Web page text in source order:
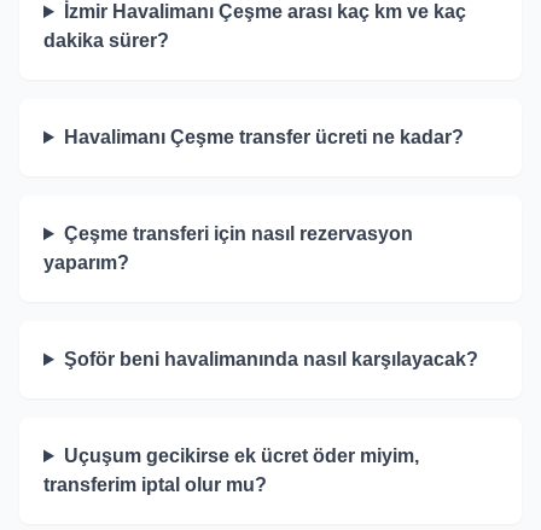
İzmir Havalimanı Çeşme arası kaç km ve kaç
dakika sürer?
Havalimanı Çeşme transfer ücreti ne kadar?
Çeşme transferi için nasıl rezervasyon
yaparım?
Şoför beni havalimanında nasıl karşılayacak?
Uçuşum gecikirse ek ücret öder miyim,
transferim iptal olur mu?